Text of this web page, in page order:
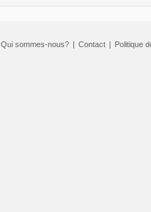
Qui sommes-nous? | Contact | Politique